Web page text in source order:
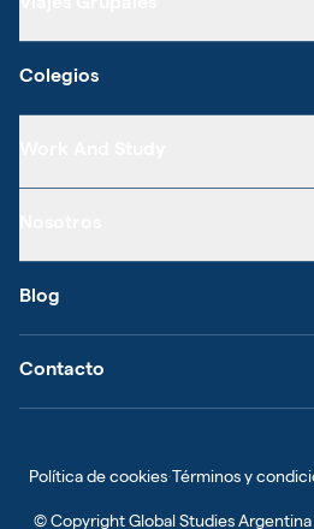
Colegios
Blog
Contacto
Política de cookies· Términos y
© Copyright Global Studies Argentina